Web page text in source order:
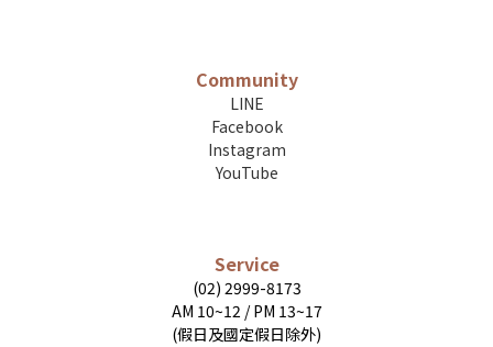
Community
LINE
Facebook
Instagram
YouTube
Service
(02) 2999-8173
AM 10~12 / PM 13~17
(假日及國定假日除外)